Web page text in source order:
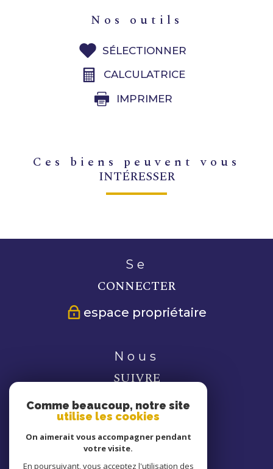
nos outils
SÉLECTIONNER
CALCULATRICE
IMPRIMER
ces biens peuvent vous
INTÉRESSER
se
CONNECTER
espace propriétaire
nous
SUIVRE
nous
Comme beaucoup, notre site
utilise les cookies
On aimerait vous accompagner pendant
votre visite.
En poursuivant, vous acceptez l'utilisation des